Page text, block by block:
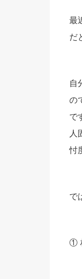
最
だ
自
の
で
人
忖
で
①